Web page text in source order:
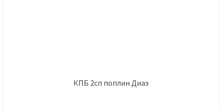
КПБ 2сп поплин Диаз